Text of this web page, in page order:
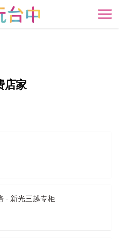
开
店家
- 新光三越专柜